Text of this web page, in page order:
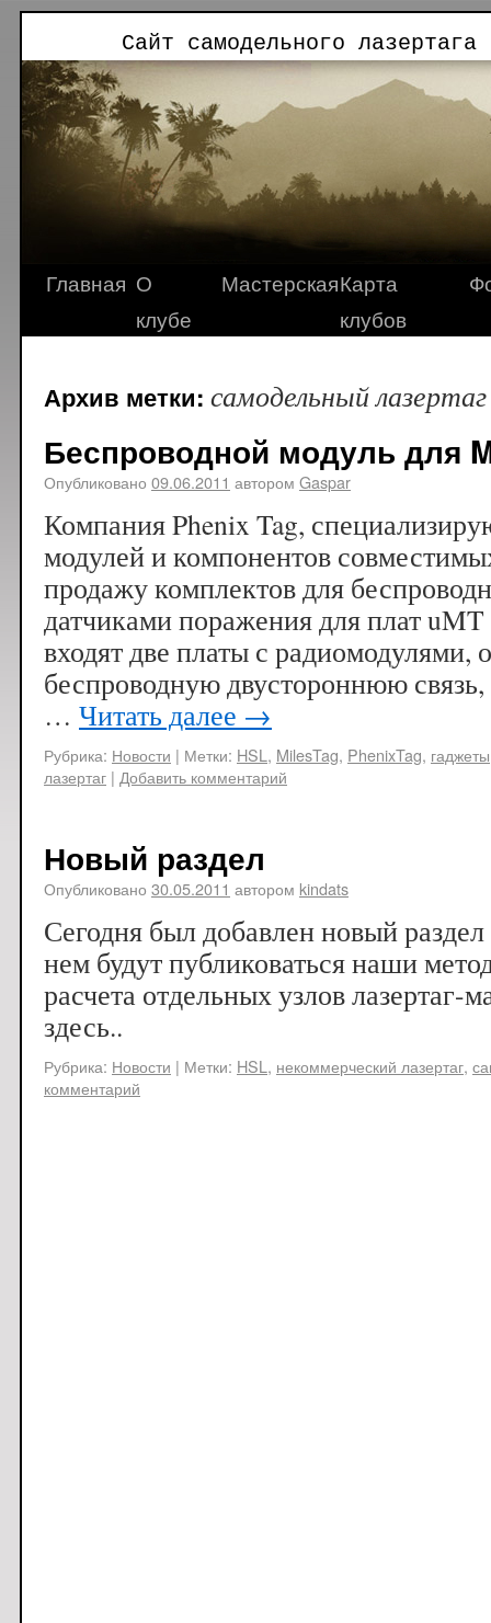
Сайт самодельного
Главная О
клубе
МастерскаяКарта
клубов
Архив метки: самодельный лазертаг
Беспроводной модуль для
Опубликовано 09.06.2011 автором Gaspar
Компания Phenix Tag,
модулей и компонентов
продажу комплектов для
датчиками поражения для плат
входят две платы с
беспроводную двустороннюю
… Читать далее →
Рубрика: Новости | Метки: HSL , MilesTag, PhenixTag, гаджеты
лазертаг | Добавить комментарий
Новый раздел
Опубликовано 30.05.2011 автором kindats
Сегодня был добавлен новый
нем будут публиковаться наши
расчета отдельных узлов лазертаг-
здесь..
Рубрика: Новости | Метки: HSL , некоммерческий лазертаг,
комментарий